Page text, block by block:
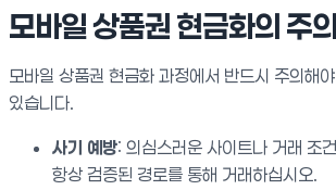
모바일 상품권 현금화의 주
모바일 상품권 현금화 과정에서 반드시 주의해
있습니다.
사기 예방: 의심스러운 사이트나 거래 조
항상 검증된 경로를 통해 거래하십시오.